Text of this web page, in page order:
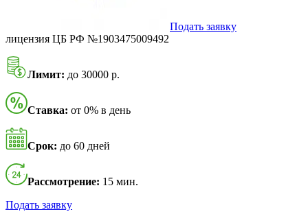
Подать заявку
лицензия ЦБ РФ №1903475009492
Лимит: до 30000 р.
Ставка: от 0% в день
Срок: до 60 дней
Рассмотрение: 15 мин.
Подать заявку